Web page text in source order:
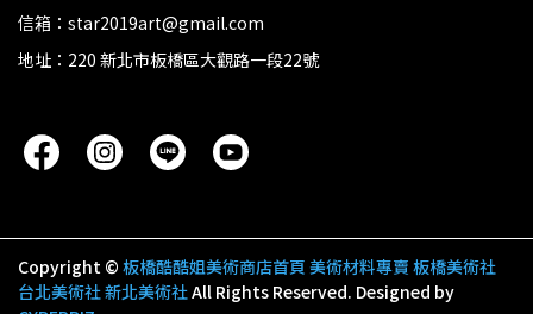
信箱：star2019art@gmail.com
地址：220 新北市板橋區大觀路一段22號
Copyright © 板橋酷酷姐美術商店首頁 美術材料專賣 板橋美術社
台北美術社 新北美術社All Rights Reserved. Designed by